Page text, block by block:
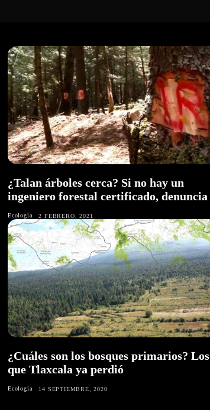
¿Talan árboles cerca? Si no hay un
ingeniero forestal certificado, denuncia
Ecología 2 FEBRERO, 2021
¿Cuáles son los bosques primarios? Los
que Tlaxcala ya perdió
Ecología 14 SEPTIEMBRE, 2020